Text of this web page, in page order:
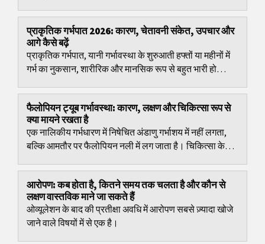
प्राकृतिक गर्भपात 2026: कारण, चेतावनी संकेत, उपचार और
आगे कैसे बढ़ें
प्राकृतिक गर्भपात, यानी गर्भावस्था के शुरुआती हफ्तों या महीनों में
गर्भ का नुकसान, शारीरिक और मानसिक रूप से बहुत भारी हो
फैलोपियन ट्यूब गर्भावस्था: कारण, लक्षण और चिकित्सा रूप से
क्या मायने रखता है
एक नालिकीय गर्भधारण में निषेचित अंडाणु गर्भाशय में नहीं लगता,
बल्कि आमतौर पर फैलोपियन नली में लग जाता है। चिकित्सा के
आरोपण: कब होता है, कितने समय तक चलता है और कौन से
लक्षण वास्तविक माने जा सकते हैं
ओव्यूलेशन के बाद की प्रतीक्षा अवधि में आरोपण सबसे ज़्यादा खोजे
जाने वाले विषयों में से एक है।